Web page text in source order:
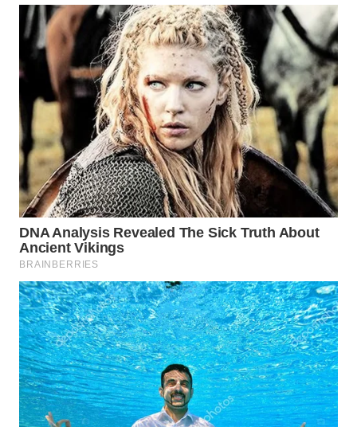
LANGKAT
WN
TAPANULI
SELATAN
WN
TANJUNG
LESUNG
WN
KARO
WN
SIMALUNGUN
WN
LABUHANBATU